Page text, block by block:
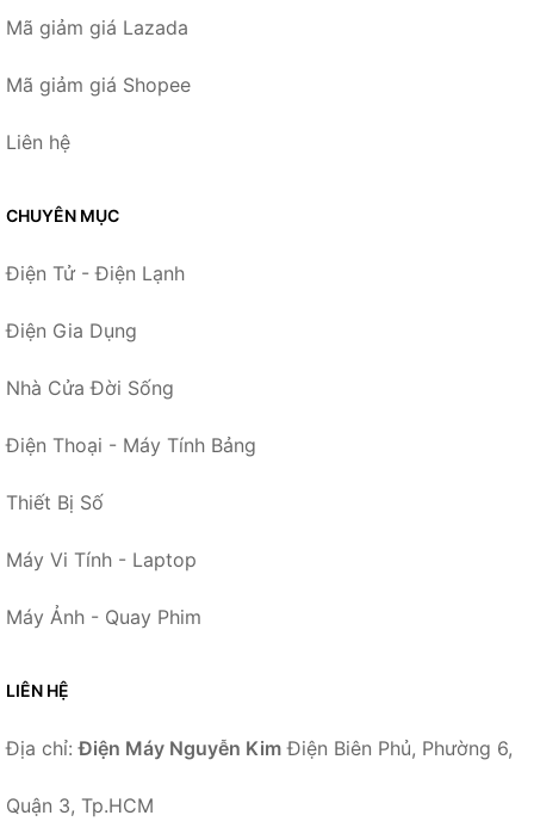
Mã giảm giá Lazada
Mã giảm giá Shopee
Liên hệ
CHUYÊN MỤC
Điện Tử - Điện Lạnh
Điện Gia Dụng
Nhà Cửa Đời Sống
Điện Thoại - Máy Tính Bảng
Thiết Bị Số
Máy Vi Tính - Laptop
Máy Ảnh - Quay Phim
LIÊN HỆ
Địa chỉ:Điện Máy Nguyễn Kim Điện Biên Phủ, Phường 6,
Quận 3, Tp.HCM